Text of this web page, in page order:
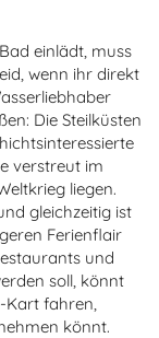
einlädt, muss
wenn ihr direkt
Die Steilküsten
verstreut im
liegen.
gleichzeitig ist
Ferienflair
und
soll, könnt
Kart fahren,
könnt.